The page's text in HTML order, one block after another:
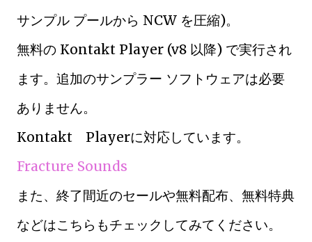
サンプル プールから NCW を圧縮)。
無料の Kontakt Player (v8 以降) で実行され
ます。追加のサンプラー ソフトウェアは必要
ありません。
Kontakt Playerに対応しています。
Fracture Sounds
また、終了間近のセールや無料配布、無料特典
などはこちらもチェックしてみてください。